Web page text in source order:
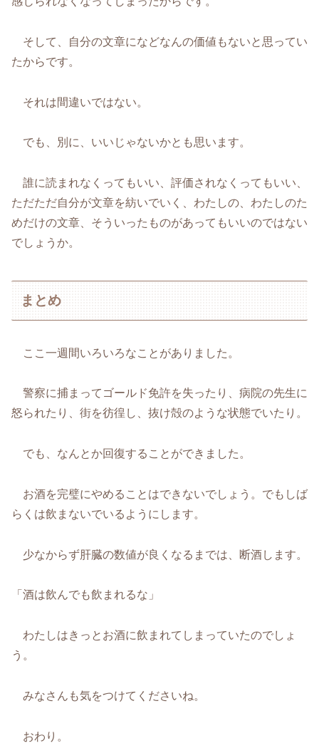
そして、自分の文章になどなんの価値もないと思ってい
たからです。
それは間違いではない。
でも、別に、いいじゃないかとも思います。
誰に読まれなくってもいい、評価されなくってもいい、
ただただ自分が文章を紡いでいく、わたしの、わたしのた
めだけの文章、そういったものがあってもいいのではない
でしょうか。
まとめ
ここ一週間いろいろなことがありました。
警察に捕まってゴールド免許を失ったり、病院の先生に
怒られたり、街を彷徨し、抜け殻のような状態でいたり。
でも、なんとか回復することができました。
お酒を完璧にやめることはできないでしょう。でもしば
らくは飲まないでいるようにします。
少なからず肝臓の数値が良くなるまでは、断酒します。
「酒は飲んでも飲まれるな」
わたしはきっとお酒に飲まれてしまっていたのでしょ
う。
みなさんも気をつけてくださいね。
おわり。